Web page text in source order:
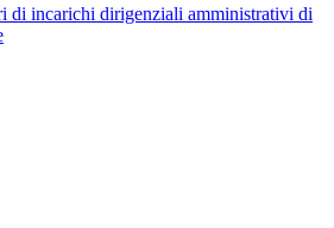
di incarichi dirigenziali amministrativi di